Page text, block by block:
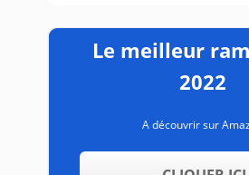
Le meilleur
2022
A découvrir sur